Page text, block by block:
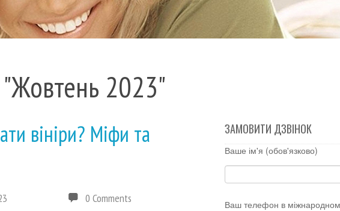
2023"
вініри? Міфи та
0 Comments
ЗАМОВИТИ ДЗВІНОК
Ваше ім'я (обов'язково)
Ваш телефон в